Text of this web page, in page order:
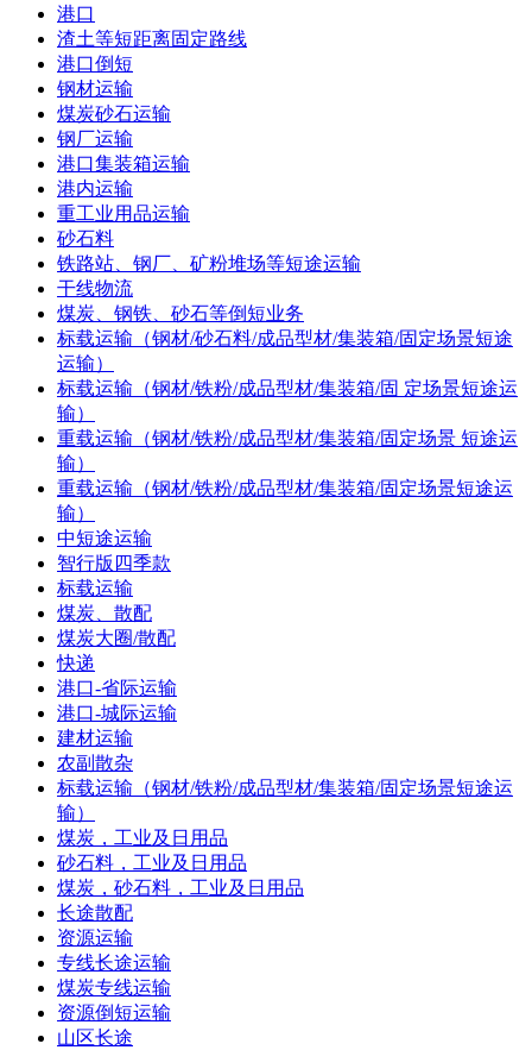
港口
渣土等短距离固定路线
港口倒短
钢材运输
煤炭砂石运输
钢厂运输
港口集装箱运输
港内运输
重工业用品运输
砂石料
铁路站、钢厂、矿粉堆场等短途运输
干线物流
煤炭、钢铁、砂石等倒短业务
标载运输（钢材/砂石料/成品型材/集装箱/固定场景短途
运输）
标载运输（钢材/铁粉/成品型材/集装箱/固 定场景短途运
输）
重载运输（钢材/铁粉/成品型材/集装箱/固定场景 短途运
输）
重载运输（钢材/铁粉/成品型材/集装箱/固定场景短途运
输）
中短途运输
智行版四季款
标载运输
煤炭、散配
煤炭大圈/散配
快递
港口-省际运输
港口-城际运输
建材运输
农副散杂
标载运输（钢材/铁粉/成品型材/集装箱/固定场景短途运
输）
煤炭，工业及日用品
砂石料，工业及日用品
煤炭，砂石料，工业及日用品
长途散配
资源运输
专线长途运输
煤炭专线运输
资源倒短运输
山区长途